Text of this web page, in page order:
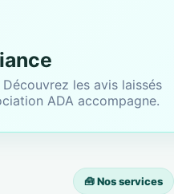
les avis laissés
ADA accompagne.
🧰 Nos services